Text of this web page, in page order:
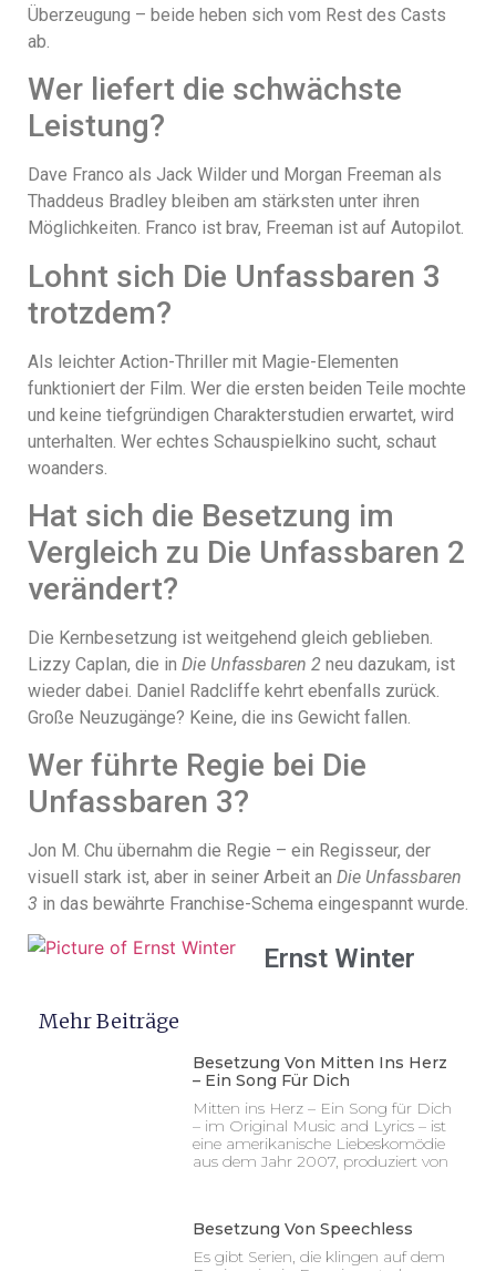
Überzeugung – beide heben sich vom Rest des Casts
ab.
Wer liefert die schwächste
Leistung?
Dave Franco als Jack Wilder und Morgan Freeman als
Thaddeus Bradley bleiben am stärksten unter ihren
Möglichkeiten. Franco ist brav, Freeman ist auf Autopilot.
Lohnt sich Die Unfassbaren 3
trotzdem?
Als leichter Action-Thriller mit Magie-Elementen
funktioniert der Film. Wer die ersten beiden Teile mochte
und keine tiefgründigen Charakterstudien erwartet, wird
unterhalten. Wer echtes Schauspielkino sucht, schaut
woanders.
Hat sich die Besetzung im
Vergleich zu Die Unfassbaren 2
verändert?
Die Kernbesetzung ist weitgehend gleich geblieben.
Lizzy Caplan, die in Die Unfassbaren 2 neu dazukam, ist
wieder dabei. Daniel Radcliffe kehrt ebenfalls zurück.
Große Neuzugänge? Keine, die ins Gewicht fallen.
Wer führte Regie bei Die
Unfassbaren 3?
Jon M. Chu übernahm die Regie – ein Regisseur, der
visuell stark ist, aber in seiner Arbeit an Die Unfassbaren
3 in das bewährte Franchise-Schema eingespannt wurde.
Ernst Winter
Mehr Beiträge
Besetzung Von Mitten Ins Herz
– Ein Song Für Dich
Mitten ins Herz – Ein Song für Dich
– im Original Music and Lyrics – ist
eine amerikanische Liebeskomödie
aus dem Jahr 2007, produziert von
Besetzung Von Speechless
Es gibt Serien, die klingen auf dem